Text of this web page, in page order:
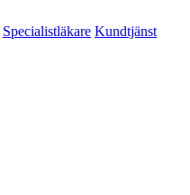
Specialistläkare Kundtjänst